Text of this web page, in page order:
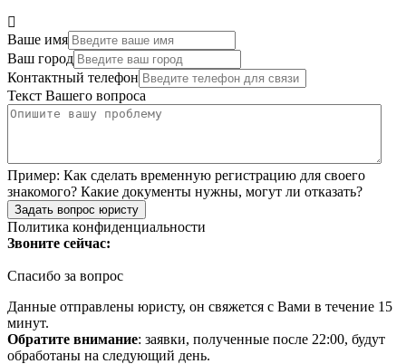
Ваше имя
Ваш город
Контактный телефон
Текст Вашего вопроса
Пример: Как сделать временную регистрацию для своего
знакомого? Какие документы нужны, могут ли отказать?
Задать вопрос юристу
Политика конфиденциальности
Звоните сейчас:
Спасибо за вопрос
Данные отправлены юристу, он свяжется с Вами в течение 15
минут.
Обратите внимание: заявки, полученные после 22:00, будут
обработаны на следующий день.